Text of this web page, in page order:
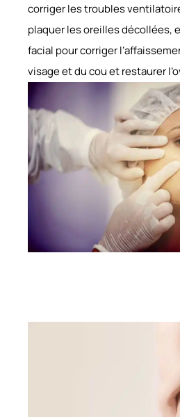
corriger les troubles
plaquer les oreilles décollées,
facial pour corriger
visage et du cou et restaurer